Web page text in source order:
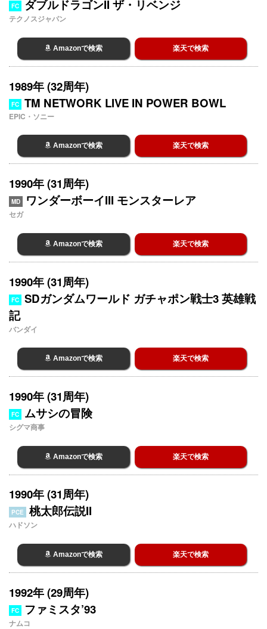
FC ダブルドラゴンII ザ・リベンジ
テクノスジャパン
Amazonで検索 楽天で検索
1989年 (32周年)
FC TM NETWORK LIVE IN POWER BOWL
EPIC・ソニー
Amazonで検索 楽天で検索
1990年 (31周年)
MD ワンダーボーイIII モンスターレア
セガ
Amazonで検索 楽天で検索
1990年 (31周年)
FC
SDガンダムワールド ガチャポン戦士3 英雄戦
記
バンダイ
Amazonで検索 楽天で検索
1990年 (31周年)
FC ムサシの冒険
シグマ商事
Amazonで検索 楽天で検索
1990年 (31周年)
PCE 桃太郎伝説II
ハドソン
Amazonで検索 楽天で検索
1992年 (29周年)
FC ファミスタ’93
ナムコ